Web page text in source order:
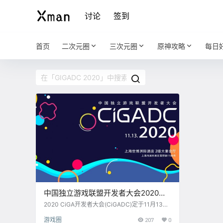
讨论 签到
首页 二次元圈 三次元圈 原神攻略 每日
中国独立游戏联盟开发者大会2020：
让世界认识你-任天堂（日本）分享会
2020 CiGA开发者大会(CiGADC)定于11月13日
今年全球的特别情况下，海外的嘉宾的参与会受
游戏圈 207 0